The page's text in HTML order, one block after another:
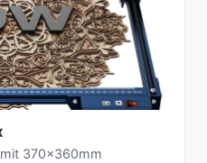
370x360mm